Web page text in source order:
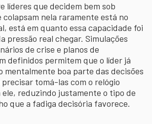
líderes que decidem bem sob
colapsam nela raramente está no
está em quanto essa capacidade foi
pressão real chegar. Simulações
de crise e planos de
definidos permitem que o líder já
mentalmente boa parte das decisões
tomá-las com o relógio
reduzindo justamente o tipo de
que a fadiga decisória favorece.